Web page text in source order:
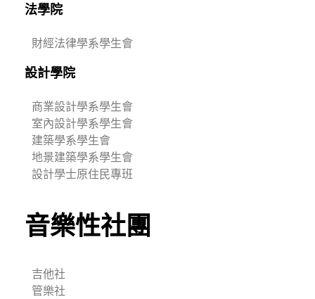
法學院
財經法律學系學生會
設計學院
商業設計學系學生會
室內設計學系學生會
建築學系學生會
地景建築學系學生會
設計學士原住民專班
音樂性社團
吉他社
管樂社